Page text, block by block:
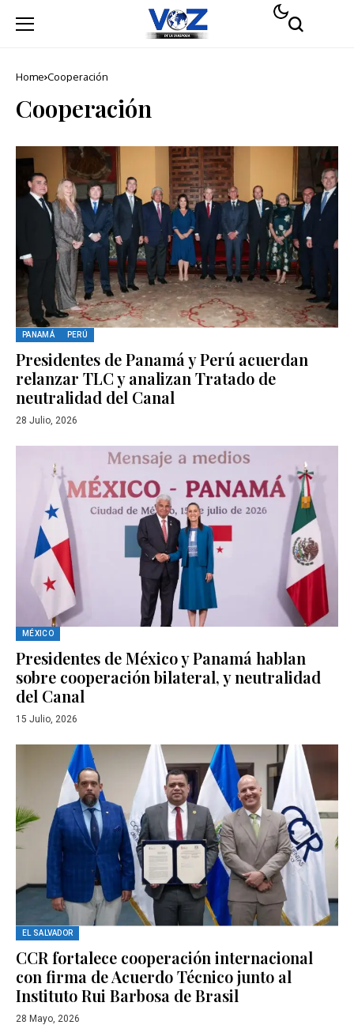
Home Cooperación
Cooperación
PANAMÁ PERÚ
Presidentes de Panamá y Perú acuerdan
relanzar TLC y analizan Tratado de
neutralidad del Canal
28 Julio, 2026
MÉXICO
Presidentes de México y Panamá hablan
sobre cooperación bilateral, y neutralidad
del Canal
15 Julio, 2026
EL SALVADOR
CCR fortalece cooperación internacional
con firma de Acuerdo Técnico junto al
Instituto Rui Barbosa de Brasil
28 Mayo, 2026